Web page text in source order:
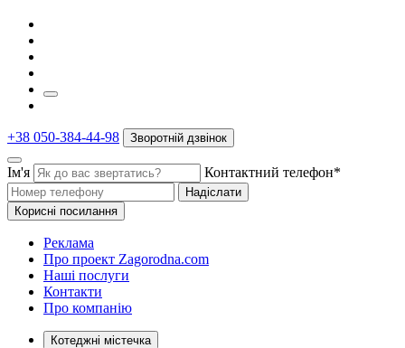
+38 050-384-44-98 Зворотній дзвінок
Ім'я Контактний телефон*
Надіслати
Корисні посилання
Реклама
Про проект Zagorodna.com
Наші послуги
Контакти
Про компанію
Котеджні містечка